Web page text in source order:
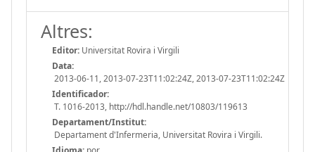
Altres:
Editor: Universitat Rovira i Virgili
Data:
2013-06-11, 2013-07-23T11:02:24Z, 2013-07-23T11:02:24Z
Identificador:
T. 1016-2013, http://hdl.handle.net/10803/119613
Departament/Institut:
Departament d'Infermeria, Universitat Rovira i Virgili.